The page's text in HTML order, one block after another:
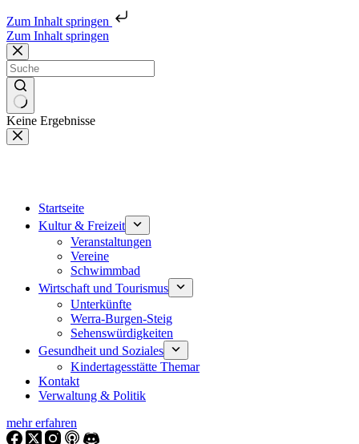
Zum Inhalt springen
Zum Inhalt springen
Keine Ergebnisse
Startseite
Kultur & Freizeit
Veranstaltungen
Vereine
Schwimmbad
Wirtschaft und Tourismus
Unterkünfte
Werra-Burgen-Steig
Sehenswürdigkeiten
Gesundheit und Soziales
Kindertagesstätte Themar
Kontakt
Verwaltung & Politik
mehr erfahren